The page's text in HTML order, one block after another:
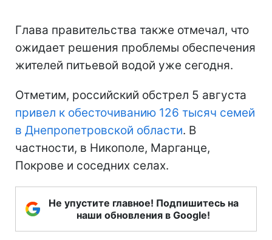
Глава правительства также отмечал, что
ожидает решения проблемы обеспечения
жителей питьевой водой уже сегодня.
Отметим, российский обстрел 5 августа
привел к обесточиванию 126 тысяч семей
в Днепропетровской области. В
частности, в Никополе, Марганце,
Покрове и соседних селах.
Не упустите главное! Подпишитесь на
наши обновления в Google!